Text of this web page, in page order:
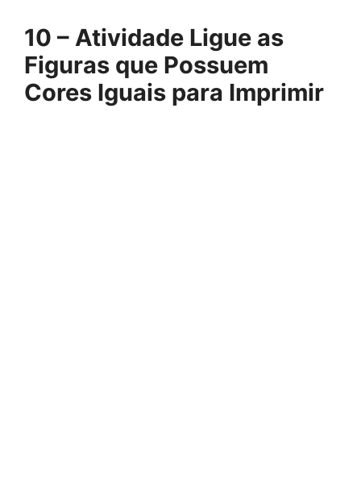
10 – Atividade Ligue as
Figuras que Possuem
Cores Iguais para Imprimir